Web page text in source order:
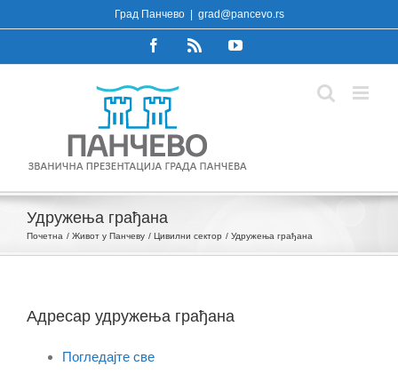
to
Град Панчево grad@pancevo.rs
FacebookRss YouTube
Удружења грађана
Почетна Живот у Панчеву Цивилни сектор Удружења грађана
Адресар удружења грађана
Погледајте све